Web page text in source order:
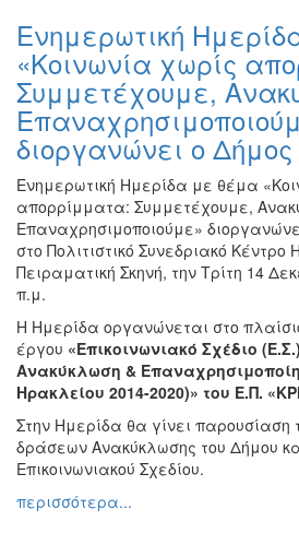
Ενημερωτική
«Κοινωνία χωρίς
Συμμετέχουμε,
διοργανώνει ο
Ενημερωτική Ημερίδα με θέμα
απορρίμματα: Συμμετέχουμε,
Επαναχρησιμοποιούμε»
στο Πολιτιστικό Συνεδριακό Κέντρο
Πειραματική Σκηνή, την Τρίτη 14
π.μ.
Η Ημερίδα οργανώνεται στο
έργου «Επικοινωνιακό Σχέδιο
Ανακύκλωση &
Ηρακλείου 2014-2020)» του Ε.Π.
Στην Ημερίδα θα γίνει παρουσίαση
δράσεων Ανακύκλωσης του Δήμου
Επικοινωνιακού Σχεδίου.
περισσότερα...